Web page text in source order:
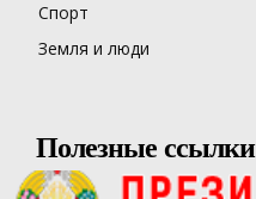
Спорт
Земля и люди
Полезные ссылки